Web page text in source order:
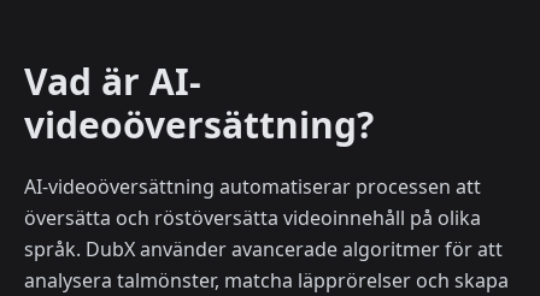
Vad är AI-
videoöversättning?
AI-videoöversättning automatiserar processen att
översätta och röstöversätta videoinnehåll på olika
språk. DubX använder avancerade algoritmer för att
analysera talmönster, matcha läpprörelser och skapa